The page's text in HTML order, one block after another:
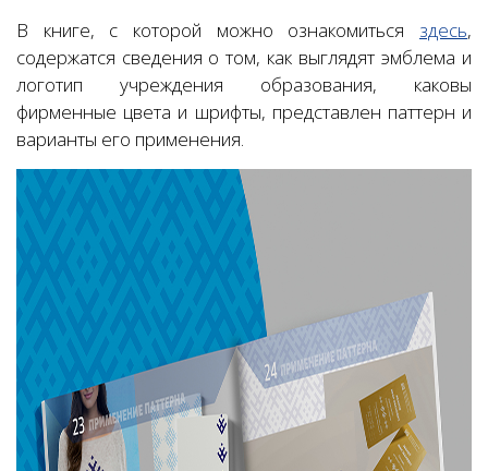
В книге, с которой можно ознакомиться здесь,
содержатся сведения о том, как выглядят эмблема и
логотип учреждения образования, каковы
фирменные цвета и шрифты, представлен паттерн и
варианты его применения.